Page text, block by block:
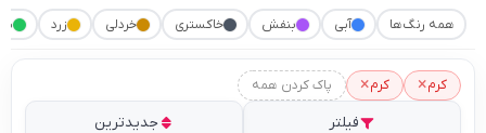
همه رنگ‌ها آبی بنفش خاکستری خردلی زرد
کرم× کرم× پاک کردن همه
فیلتر جدیدترین